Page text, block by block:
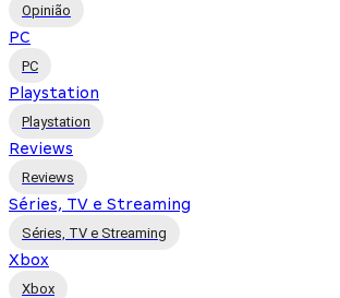
Opinião
PC
PC
Playstation
Playstation
Reviews
Reviews
Séries, TV e Streaming
Séries, TV e Streaming
Xbox
Xbox